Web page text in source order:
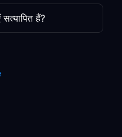
हैं?